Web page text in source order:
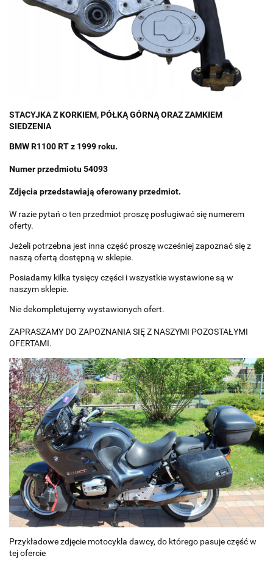
STACYJKA Z KORKIEM, PÓŁKĄ GÓRNĄ ORAZ ZAMKIEM
SIEDZENIA
BMW R1100 RT z 1999 roku.
Numer przedmiotu 54093
Zdjęcia przedstawiają oferowany przedmiot.
W razie pytań o ten przedmiot proszę posługiwać się numerem
oferty.
Jeżeli potrzebna jest inna część proszę wcześniej zapoznać się z
naszą ofertą dostępną w sklepie.
Posiadamy kilka tysięcy części i wszystkie wystawione są w
naszym sklepie.
Nie dekompletujemy wystawionych ofert.
ZAPRASZAMY DO ZAPOZNANIA SIĘ Z NASZYMI POZOSTAŁYMI
OFERTAMI.
Przykładowe zdjęcie motocykla dawcy, do którego pasuje część w
tej ofercie